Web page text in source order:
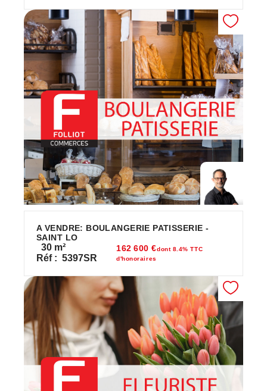
A VENDRE: BOULANGERIE PATISSERIE -
SAINT LO
30 m²
Réf : 5397SR
162 600 €dont 8.4% TTC
d'honoraires